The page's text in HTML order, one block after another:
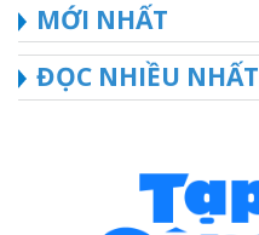
MỚI NHẤT
ĐỌC NHIỀU NHẤT